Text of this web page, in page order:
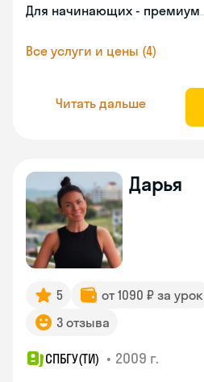
Для начинающих - премиум
Все услуги и цены (4)
Читать дальше
Дарья
5 от 1090 ₽ за урок
3 отзыва
СПБГУ(ТИ) • 2009 г.